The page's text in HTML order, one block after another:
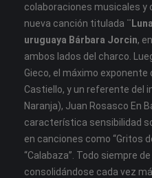
colaboraciones musicales y
nueva canción titulada
uruguaya Bárbara Jorcin,
ambos lados del charco.
Gieco, el máximo
Castiello, y un referente del
Naranja), Juan Rosasco En
característica sensibilidad
en canciones como “Gritos
“Calabaza”. Todo siempre
consolidándose cada vez